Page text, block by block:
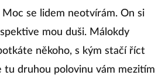
Moc se lidem neotvírám. On si
mou duši. Málokdy
někoho, s kým stačí říct
tu druhou polovinu vám mezitím